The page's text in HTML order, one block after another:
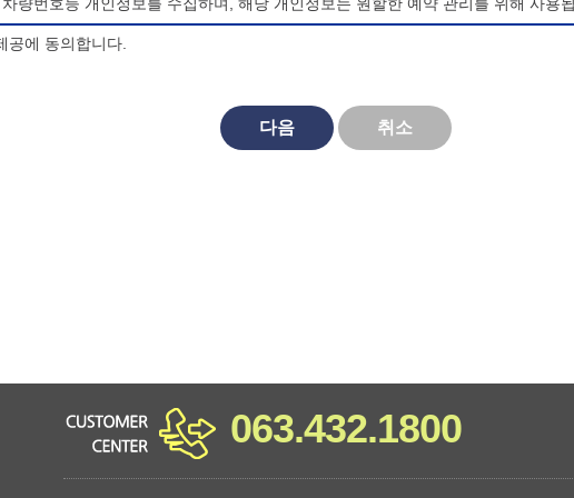
공에 동의합니다.
다음 취소
063.432.1800